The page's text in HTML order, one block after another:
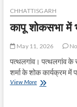
CHHATTISGARH
कापू शोकसभा में
May 11, 2026
पत्थलगांव। पत्थलगांव के
शर्मा के शोक कार्यक्रम
View Moreकापू